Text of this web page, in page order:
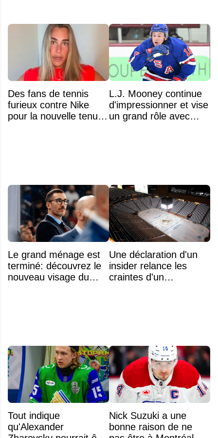
Des fans de tennis
furieux contre Nike
pour la nouvelle tenue
L.J. Mooney continue
d'impressionner et vise
un grand rôle avec
Le grand ménage est
terminé: découvrez le
nouveau visage du
Une déclaration d'un
insider relance les
craintes d'un
Tout indique
qu'Alexander
Nick Suzuki a une
bonne raison de ne